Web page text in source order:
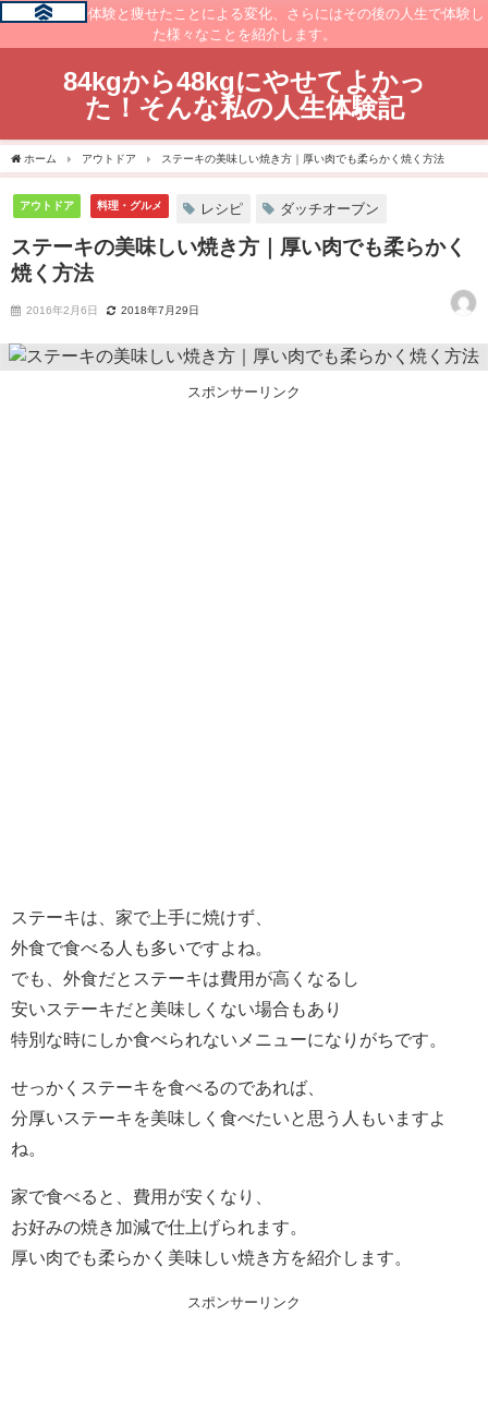
痩せるまでの体験と痩せたことによる変化、さらにはその後の人生で体験し
た様々なことを紹介します。
84kgから48kgにやせてよかっ
た！そんな私の人生体験記
ホーム アウトドア ステーキの美味しい焼き方｜厚い肉でも柔らかく焼く方法
アウトドア 料理・グルメ レシピ ダッチオーブン
ステーキの美味しい焼き方｜厚い肉でも柔らかく
焼く方法
2016年2月6日 2018年7月29日
スポンサーリンク
ステーキは、家で上手に焼けず、
外食で食べる人も多いですよね。
でも、外食だとステーキは費用が高くなるし
安いステーキだと美味しくない場合もあり
特別な時にしか食べられないメニューになりがちです。
せっかくステーキを食べるのであれば、
分厚いステーキを美味しく食べたいと思う人もいますよ
ね。
家で食べると、費用が安くなり、
お好みの焼き加減で仕上げられます。
厚い肉でも柔らかく美味しい焼き方を紹介します。
スポンサーリンク